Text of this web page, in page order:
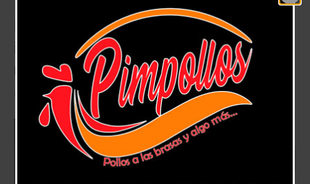
PDI Los Andes detiene a sujeto que
intentó comprar herramientas de
manera fraudulenta
26 diciembre, 2017 Región